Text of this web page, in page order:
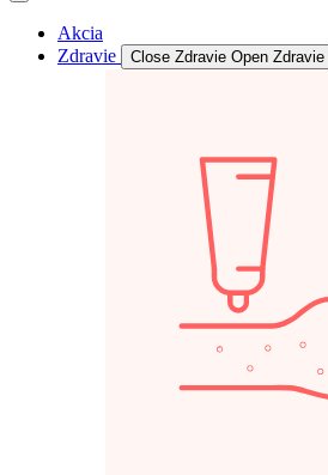
Akcia
Zdravie
Close Zdravie Open Zdravie